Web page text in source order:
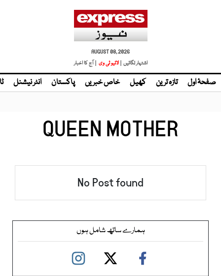
AUGUST 08, 2026
اشتہار لگائیں | لائیو ٹی وی | آج کا اخبار
صفحۂ اول تازہ ترین کھیل خاص خبریں پاکستان انٹر نیشنل
QUEEN MOTHER
No Post found
ہمارے ساتھ شامل ہوں